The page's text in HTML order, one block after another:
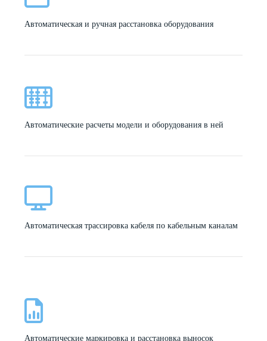
Автоматическая и ручная расстановка оборудования
Автоматические расчеты модели и оборудования в ней
Автоматическая трассировка кабеля по кабельным каналам
Автоматические маркировка и расстановка выносок